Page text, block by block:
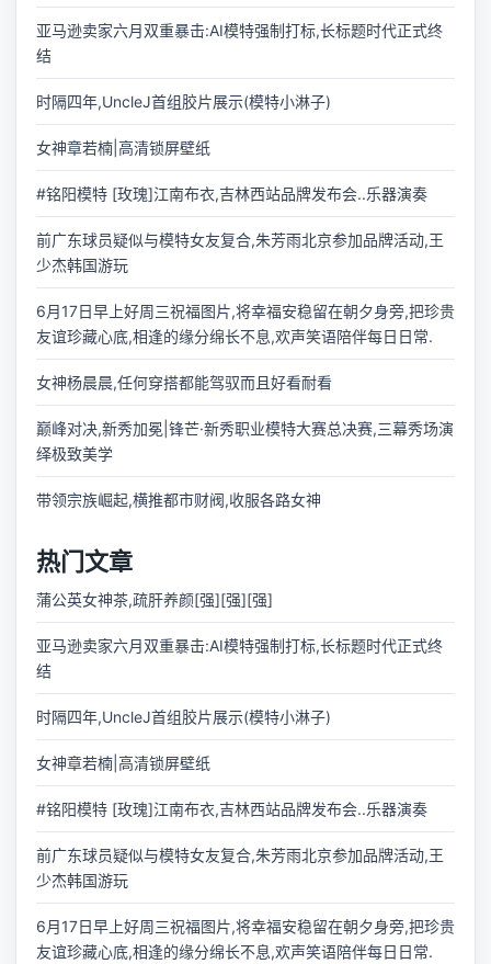
亚马逊卖家六月双重暴击:AI模特强制打标,长标题时代正式终
结
时隔四年,UncleJ首组胶片展示(模特小淋子)
女神章若楠|高清锁屏壁纸
#铭阳模特 [玫瑰]江南布衣,吉林西站品牌发布会..乐器演奏
前广东球员疑似与模特女友复合,朱芳雨北京参加品牌活动,王
少杰韩国游玩
6月17日早上好周三祝福图片,将幸福安稳留在朝夕身旁,把珍贵
友谊珍藏心底,相逢的缘分绵长不息,欢声笑语陪伴每日日常.
女神杨晨晨,任何穿搭都能驾驭而且好看耐看
巅峰对决,新秀加冕|锋芒·新秀职业模特大赛总决赛,三幕秀场演
绎极致美学
带领宗族崛起,横推都市财阀,收服各路女神
热门文章
蒲公英女神茶,疏肝养颜[强][强][强]
亚马逊卖家六月双重暴击:AI模特强制打标,长标题时代正式终
结
时隔四年,UncleJ首组胶片展示(模特小淋子)
女神章若楠|高清锁屏壁纸
#铭阳模特 [玫瑰]江南布衣,吉林西站品牌发布会..乐器演奏
前广东球员疑似与模特女友复合,朱芳雨北京参加品牌活动,王
少杰韩国游玩
6月17日早上好周三祝福图片,将幸福安稳留在朝夕身旁,把珍贵
友谊珍藏心底,相逢的缘分绵长不息,欢声笑语陪伴每日日常.